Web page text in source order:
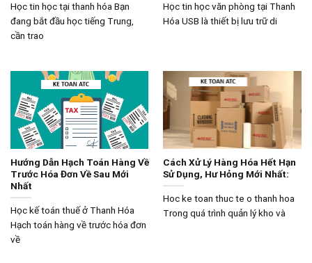
Học tin học tại thanh hóa Bạn
đang bắt đầu học tiếng Trung,
cần trao
Học tin học văn phòng tại Thanh
Hóa USB là thiết bị lưu trữ di
Hướng Dẫn Hạch Toán Hàng Về
Trước Hóa Đơn Về Sau Mới
Nhất
Học kế toán thuế ở Thanh Hóa
Hạch toán hàng về trước hóa đơn
về
Cách Xử Lý Hàng Hóa Hết Hạn
Sử Dụng, Hư Hỏng Mới Nhất:
Hoc ke toan thuc te o thanh hoa
Trong quá trình quản lý kho và